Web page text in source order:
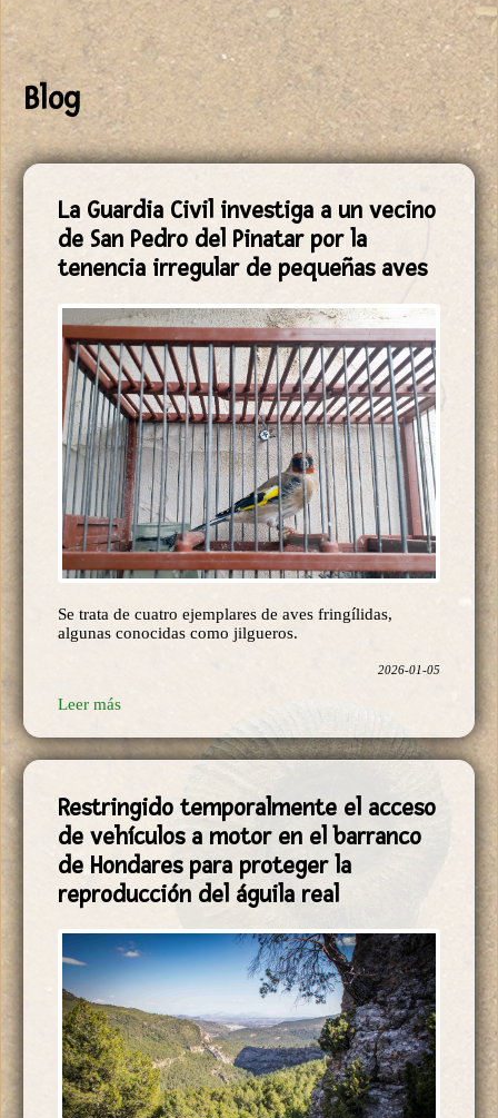
Blog
La Guardia Civil investiga a un vecino
de San Pedro del Pinatar por la
tenencia irregular de pequeñas aves
Se trata de cuatro ejemplares de aves fringílidas,
algunas conocidas como jilgueros.
2026-01-05
Leer más
Restringido temporalmente el acceso
de vehículos a motor en el barranco
de Hondares para proteger la
reproducción del águila real